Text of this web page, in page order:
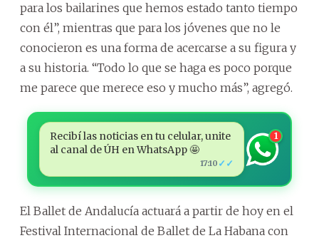
para los bailarines que hemos estado tanto tiempo
con él”, mientras que para los jóvenes que no le
conocieron es una forma de acercarse a su figura y
a su historia. “Todo lo que se haga es poco porque
me parece que merece eso y mucho más”, agregó.
Recibí las noticias en tu celular, unite
al canal de ÚH en WhatsApp 🤩
17:10 ✓✓
1
El Ballet de Andalucía actuará a partir de hoy en el
Festival Internacional de Ballet de La Habana con